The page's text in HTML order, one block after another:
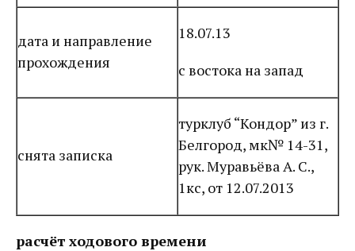
дата и направление
прохождения
18.07.13
с востока на запад
снята записка
турклуб “Кондор” из г.
Белгород, мк№ 14-31,
рук. Муравьёва А. С.,
1кс, от 12.07.2013
расчёт ходового времени